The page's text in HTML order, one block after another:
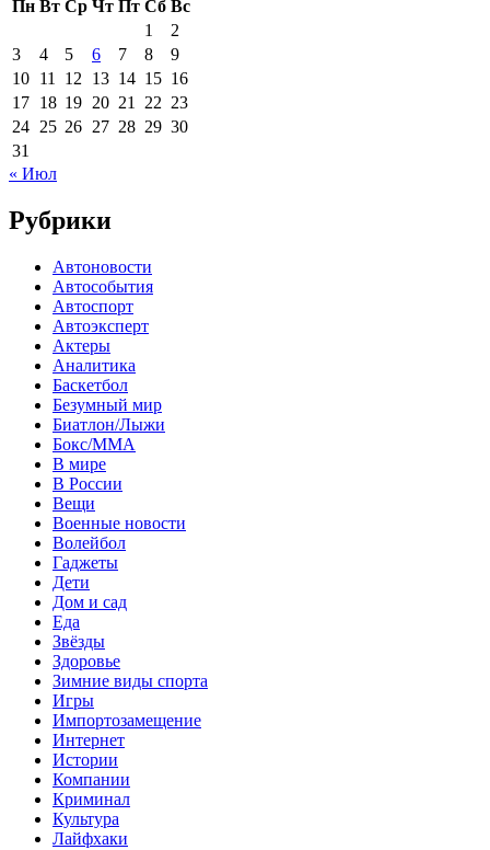
Пн Вт Ср Чт Пт Сб Вс
1
2
3
4 5 6 7 8
9
10 11 12 13 14 15 16
17 18 19 20 21 22 23
24 25 26 27 28 29 30
31
« Июл
Рубрики
Автоновости
Автособытия
Автоспорт
Автоэксперт
Актеры
Аналитика
Баскетбол
Безумный мир
Биатлон/Лыжи
Бокс/MMA
В мире
В России
Вещи
Военные новости
Волейбол
Гаджеты
Дети
Дом и сад
Еда
Звёзды
Здоровье
Зимние виды спорта
Игры
Импортозамещение
Интернет
Истории
Компании
Криминал
Культура
Лайфхаки